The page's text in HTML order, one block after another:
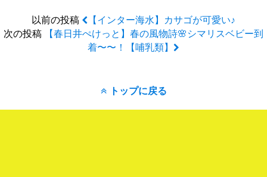
以前の投稿
【インター海水】カサゴが可愛い♪
次の投稿
【春日井ぺけっと】春の風物詩🌸シマリスベビー到
着〜〜！【哺乳類】
トップに戻る